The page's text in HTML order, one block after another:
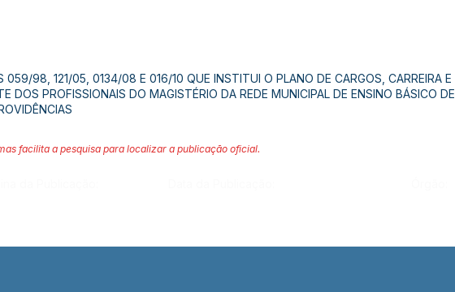
059/98, 121/05, 0134/08 E 016/10 QUE INSTITUI O PLANO DE CARGOS, CARREIRA E
DOS PROFISSIONAIS DO MAGISTÉRIO DA REDE MUNICIPAL DE ENSINO BÁSICO DE
facilita a pesquisa para localizar a publicação oficial.